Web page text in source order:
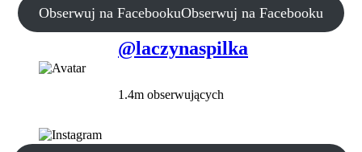
Obserwuj na FacebookuObserwuj na Facebooku
@laczynaspilka
1.4m obserwujących